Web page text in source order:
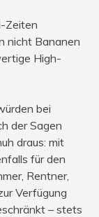
Zeiten
nicht Bananen
High-
bei
der Sagen
draus: mit
für den
Rentner,
Verfügung
– stets